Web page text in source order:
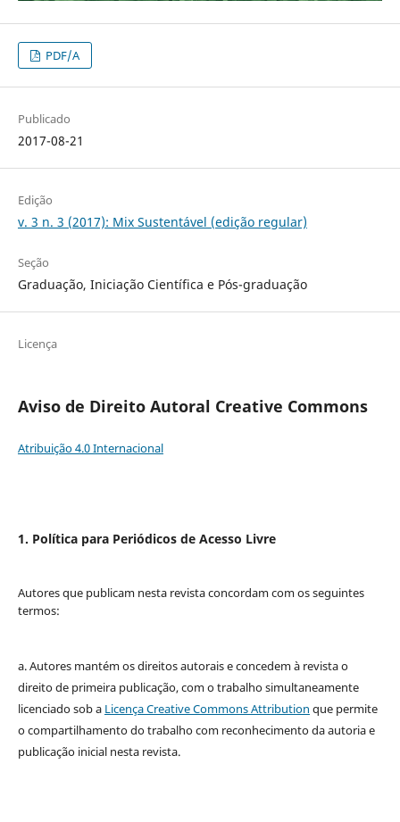
PDF/A
Publicado
2017-08-21
Edição
v. 3 n. 3 (2017): Mix Sustentável (edição regular)
Seção
Graduação, Iniciação Científica e Pós-graduação
Licença
Aviso de Direito Autoral Creative Commons
Atribuição 4.0 Internacional
1. Política para Periódicos de Acesso Livre
Autores que publicam nesta revista concordam com os seguintes
termos:
a. Autores mantém os direitos autorais e concedem à revista o
direito de primeira publicação, com o trabalho simultaneamente
licenciado sob a Licença Creative Commons Attribution que permite
o compartilhamento do trabalho com reconhecimento da autoria e
publicação inicial nesta revista.